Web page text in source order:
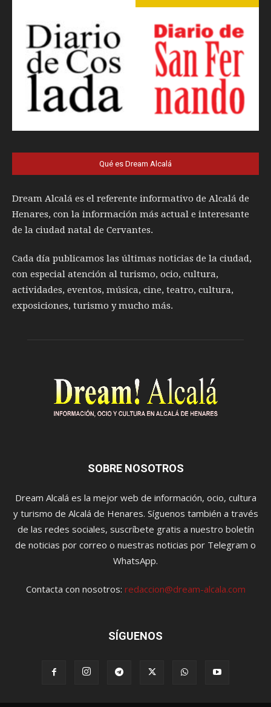
Qué es Dream Alcalá
Dream Alcalá es el referente informativo de Alcalá de
Henares, con la información más actual e interesante
de la ciudad natal de Cervantes.
Cada día publicamos las últimas noticias de la ciudad,
con especial atención al turismo, ocio, cultura,
actividades, eventos, música, cine, teatro, cultura,
exposiciones, turismo y mucho más.
SOBRE NOSOTROS
Dream Alcalá es la mejor web de información, ocio, cultura
y turismo de Alcalá de Henares. Síguenos también a través
de las redes sociales, suscríbete gratis a nuestro boletín
de noticias por correo o nuestras noticias por Telegram o
WhatsApp.
Contacta con nosotros: redaccion@dream-alcala.com
SÍGUENOS